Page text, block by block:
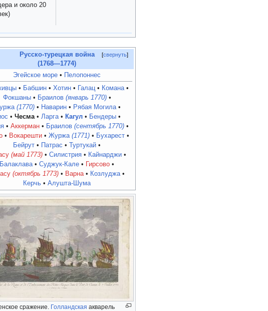
и около 20
свернуть
Русско-турецкая война
(1768—1774)
Эгейское море
Пелопоннес
Бабшин Хотин Галац
Комана
Фокшаны
Браилов (январь 1770)
(1770) Наварин
Рябая Могила
Чесма Ларга Кагул
Бендеры
Аккерман Браилов (сентябрь 1770)
Вокарешти Журжа (1771)
Бухарест
Бейрут
Патрас
Туртукай
(май 1773) Силистрия
Кайнарджи
Балаклава
Суджук-Кале
Гирсово
(октябрь 1773) Варна
Козлуджа
Керчь
Алушта-Шума
сражение. Голландская акварель